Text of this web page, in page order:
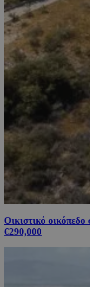
Οικιστικό οικόπεδο
€290,000